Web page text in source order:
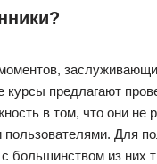
предлагают
в том, что они не
Для
большинством из них